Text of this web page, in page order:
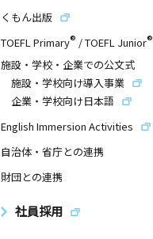
くもん出版
TOEFL Primary® /TOEFL Junior®
施設・学校・企業での公文式
施設・学校向け導入事業
企業・学校向け日本語
English Immersion Activities
自治体・省庁との連携
財団との連携
社員採用